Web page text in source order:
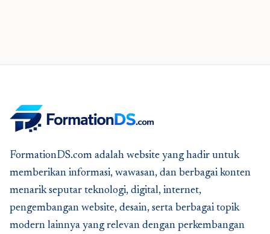
FormationDS.com adalah website yang hadir untuk
memberikan informasi, wawasan, dan berbagai konten
menarik seputar teknologi, digital, internet,
pengembangan website, desain, serta berbagai topik
modern lainnya yang relevan dengan perkembangan